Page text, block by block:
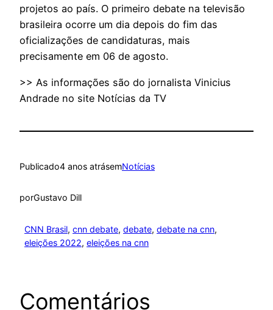
projetos ao país. O primeiro debate na televisão
brasileira ocorre um dia depois do fim das
oficializações de candidaturas, mais
precisamente em 06 de agosto.
>> As informações são do jornalista Vinicius
Andrade no site Notícias da TV
Publicado4 anos atrásemNotícias
porGustavo Dill
CNN Brasil, cnn debate, debate, debate na cnn
eleições 2022, eleições na cnn
Comentários